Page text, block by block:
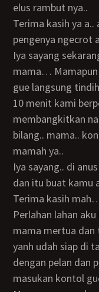
elus rambut nya..
Terima kasih ya a.. aa hebat.. gak kayak papah hanya
pengenya ngecrot
Iya sayang sekarang kontol aa boleh kok buat
mama… Mamapun
gue langsung
10 menit kami berpelukan berciuman sambil
membangkitkan
bilang.. mama..
mamah ya..
Iya sayang.. di anus mama juga ya… Masih perawan
dan itu buat kamu
Terima kasih
Perlahan lahan aku bangun dan membentangkan kaki
mama mertua
yanh udah siap di
dengan pelan dan
masukan kontol